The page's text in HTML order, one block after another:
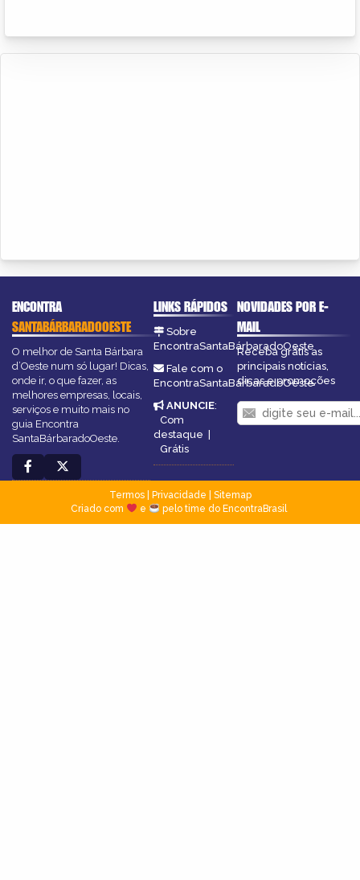
ENCONTRA
SANTABÁRBARADOOESTE
O melhor de Santa Bárbara
d’Oeste num só lugar! Dicas,
onde ir, o que fazer, as
melhores empresas, locais,
serviços e muito mais no
guia Encontra
SantaBárbaradoOeste.
LINKS RÁPIDOS
Sobre
EncontraSantaBárbaradoOeste
Fale com o
EncontraSantaBárbaradoOeste
ANUNCIE:
Com
destaque |
Grátis
NOVIDADES POR E-
MAIL
Receba grátis as
principais notícias,
dicas e promoções
Termos| Privacidade
Sitemap
Criado com
e pelo time do EncontraBrasil